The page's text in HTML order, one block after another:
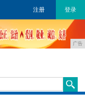
注册 登录
广告